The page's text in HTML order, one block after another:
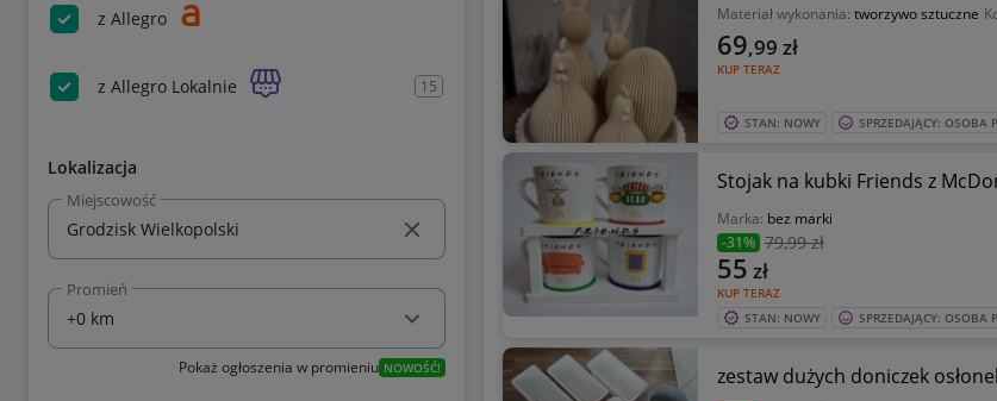
z Allegro
z Allegro Lokalnie 15
Lokalizacja
Miejscowość
Promień
Pokaż ogłoszenia w promieniu NOWOŚĆ!
Materiał wykonania: tworzywo sztuczne
KUP TERAZ
69,99 zł
STAN: NOWY SPRZEDAJĄCY: OSOBA
Stojak na kubki Friends z
Marka: bez marki
-31% 79,99 zł
KUP TERAZ
55 zł
STAN: NOWY SPRZEDAJĄCY: OSOBA
zestaw dużych doniczek